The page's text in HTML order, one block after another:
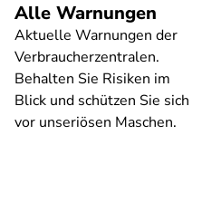
Alle Warnungen
Aktuelle Warnungen der
Verbraucherzentralen.
Behalten Sie Risiken im
Blick und schützen Sie sich
vor unseriösen Maschen.